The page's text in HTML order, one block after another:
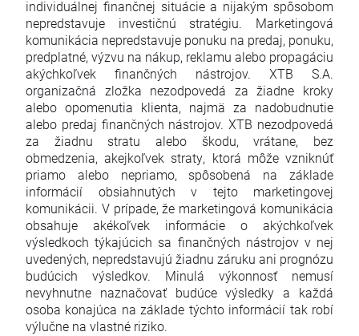
individuálnej finančnej situácie a nijakým spôsobom
nepredstavuje investičnú stratégiu. Marketingová
komunikácia nepredstavuje ponuku na predaj, ponuku,
predplatné, výzvu na nákup, reklamu alebo propagáciu
akýchkoľvek finančných nástrojov. XTB S.A.
organizačná zložka nezodpovedá za žiadne kroky
alebo opomenutia klienta, najmä za nadobudnutie
alebo predaj finančných nástrojov. XTB nezodpovedá
za žiadnu stratu alebo škodu, vrátane, bez
obmedzenia, akejkoľvek straty, ktorá môže vzniknúť
priamo alebo nepriamo, spôsobená na základe
informácií obsiahnutých v tejto marketingovej
komunikácii. V prípade, že marketingová komunikácia
obsahuje akékoľvek informácie o akýchkoľvek
výsledkoch týkajúcich sa finančných nástrojov v nej
uvedených, nepredstavujú žiadnu záruku ani prognózu
budúcich výsledkov. Minulá výkonnosť nemusí
nevyhnutne naznačovať budúce výsledky a každá
osoba konajúca na základe týchto informácií tak robí
výlučne na vlastné riziko.